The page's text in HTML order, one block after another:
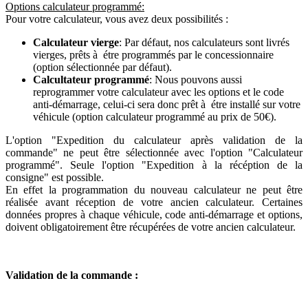
Options calculateur programmé:
Pour votre calculateur, vous avez deux possibilités :
Calculateur vierge: Par défaut, nos calculateurs sont livrés
vierges, prêts à étre programmés par le concessionnaire
(option sélectionnée par défaut).
Calcultateur programmé: Nous pouvons aussi
reprogrammer votre calculateur avec les options et le code
anti-démarrage, celui-ci sera donc prêt à étre installé sur votre
véhicule (option calculateur programmé au prix de 50€).
L'option "Expedition du calculateur après validation de la
commande" ne peut être sélectionnée avec l'option "Calculateur
programmé". Seule l'option "Expedition à la récéption de la
consigne" est possible.
En effet la programmation du nouveau calculateur ne peut être
réalisée avant réception de votre ancien calculateur. Certaines
données propres à chaque véhicule, code anti-démarrage et options,
doivent obligatoirement être récupérées de votre ancien calculateur.
Validation de la commande :